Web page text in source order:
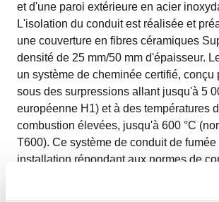
et d'une paroi extérieure en acier
L'isolation du conduit est réalisée et
une couverture en fibres céramiques
densité de 25 mm/50 mm d'épaisseur.
un système de cheminée certifié, conçu
sous des surpressions allant jusqu'à 5
européenne H1) et à des températures
combustion élevées, jusqu'à 600 °C
T600). Ce système de conduit de
installation répondant aux normes de
d'efficacité les plus exigeantes, la
les systèmes intégrés dans un